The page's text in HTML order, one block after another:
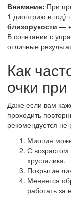
Внимание: При
1 диоптрию в год)
близорукости —
В сочетании с
отличные
Как
очки
Даже если вам
проходить
рекомендуется
Миопия
С
хрусталика.
Покрытие
Меняется
работать за